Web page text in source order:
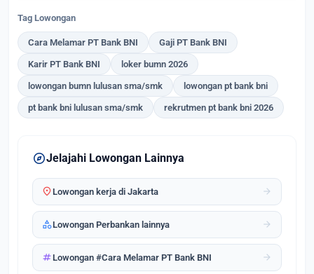
Tag Lowongan
Cara Melamar PT Bank BNI Gaji PT Bank BNI
Karir PT Bank BNI loker bumn 2026
lowongan bumn lulusan sma/smk lowongan pt bank bni
pt bank bni lulusan sma/smk rekrutmen pt bank bni 2026
exploreJelajahi Lowongan Lainnya
location_onLowongan kerja di Jakarta arrow_forward
categoryLowongan Perbankan lainnya arrow_forward
tagLowongan #Cara Melamar PT Bank BNI arrow_forward